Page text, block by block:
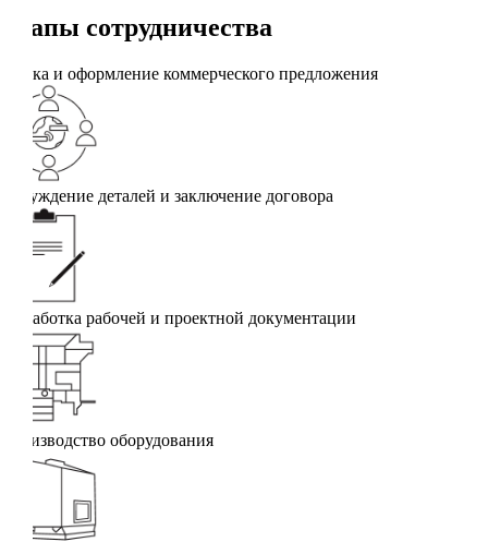
Этапы сотрудничества
Заявка и оформление коммерческого предложения
Обсуждение деталей и заключение договора
Разработка рабочей и проектной документации
Производство оборудования